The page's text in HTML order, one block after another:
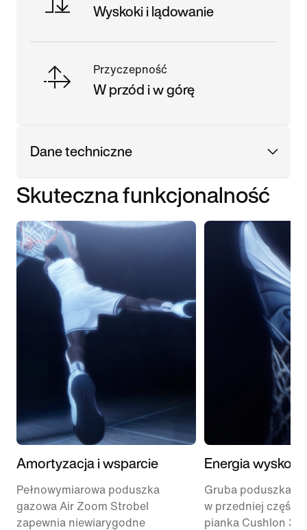
Wyskoki i lądowanie
Przyczepność
W przód i w górę
Dane techniczne
Skuteczna funkcjonalność
Amortyzacja i wsparcie
Pełnowymiarowa poduszka
gazowa Air Zoom Strobel
zapewnia niewiarygodne
Energia wyskoku
Gruba poduszka
w przedniej części
pianka Cushlon 3.0